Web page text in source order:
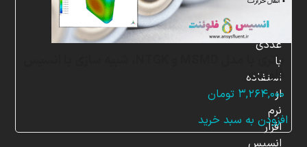
فلوئنت
۳,۲۶۴,۰۰۰ تومان
افزودن به سبد خرید
سازی
عددی
با
استفاده
از
نرم
افزار
انسیس